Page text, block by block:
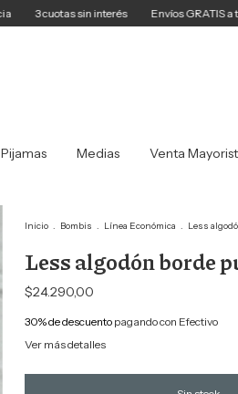
sin interés Envíos GRATIS a todo el país
Pijamas Medias Venta
Inicio . Bombis . Línea Económica . Less
Less algodón borde
$24.290,00
30% de descuentopagando con Efectivo
Ver más detalles